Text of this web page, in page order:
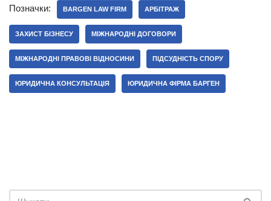
Позначки: BARGEN LAW FIRM АРБІТРАЖ
ЗАХИСТ БІЗНЕСУ МІЖНАРОДНІ ДОГОВОРИ
МІЖНАРОДНІ ПРАВОВІ ВІДНОСИНИ ПІДСУДНІСТЬ СПОРУ
ЮРИДИЧНА КОНСУЛЬТАЦІЯ ЮРИДИЧНА ФІРМА БАРГЕН